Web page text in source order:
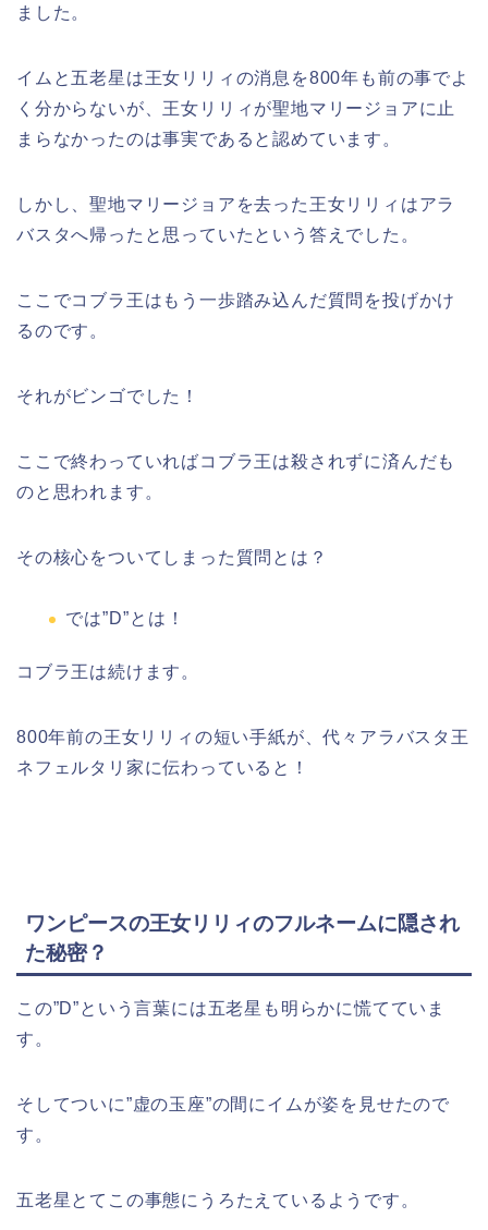
ました。
イムと五老星は王女リリィの消息を800年も前の事でよ
く分からないが、王女リリィが聖地マリージョアに止
まらなかったのは事実であると認めています。
しかし、聖地マリージョアを去った王女リリィはアラ
バスタへ帰ったと思っていたという答えでした。
ここでコブラ王はもう一歩踏み込んだ質問を投げかけ
るのです。
それがビンゴでした！
ここで終わっていればコブラ王は殺されずに済んだも
のと思われます。
その核心をついてしまった質問とは？
では”D”とは！
コブラ王は続けます。
800年前の王女リリィの短い手紙が、代々アラバスタ王
ネフェルタリ家に伝わっていると！
ワンピースの王女リリィのフルネームに隠され
た秘密？
この”D”という言葉には五老星も明らかに慌てていま
す。
そしてついに”虚の玉座”の間にイムが姿を見せたので
す。
五老星とてこの事態にうろたえているようです。